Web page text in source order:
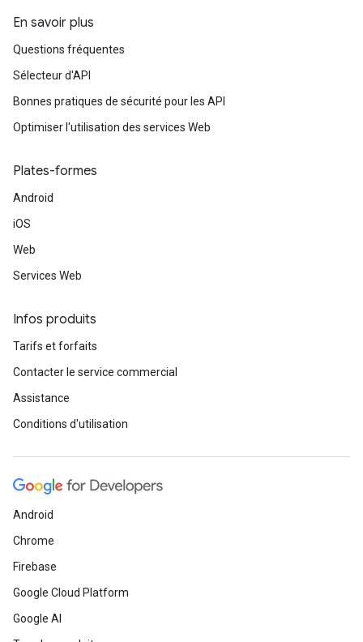
En savoir plus
Questions fréquentes
Sélecteur d'API
Bonnes pratiques de sécurité pour les API
Optimiser l'utilisation des services Web
Plates-formes
Android
iOS
Web
Services Web
Infos produits
Tarifs et forfaits
Contacter le service commercial
Assistance
Conditions d'utilisation
Android
Chrome
Firebase
Google Cloud Platform
Google AI